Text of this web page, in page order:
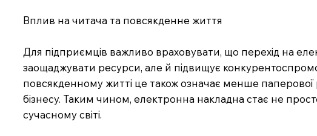
Вплив на читача та повсякденне життя
Для підприємців важливо враховувати, що перехід на
заощаджувати ресурси, але й підвищує
повсякденному житті це також означає менше
бізнесу. Таким чином, електронна накладна стає не
сучасному світі.